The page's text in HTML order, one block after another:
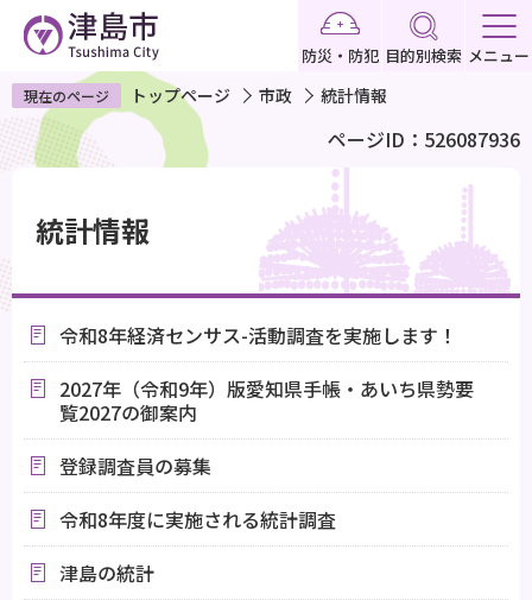
ペ
ー
ジ
で
す
防災・防犯 目的別検索 メニュー
現在のページ トップページ 市政 統計情報
ページID：526087936
統計情報
令和8年経済センサス-活動調査を実施します！
2027年（令和9年）版愛知県手帳・あいち県勢要
覧2027の御案内
登録調査員の募集
令和8年度に実施される統計調査
津島の統計